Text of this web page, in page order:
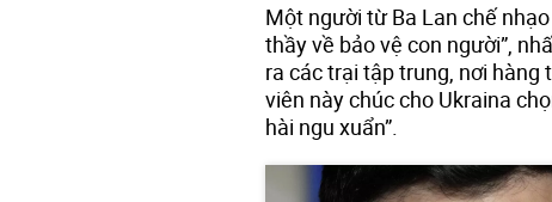
Một người từ Ba Lan chế
thầy về bảo vệ con người”,
ra các trại tập trung, nơi
viên này chúc cho Ukraina
hài ngu xuẩn”.